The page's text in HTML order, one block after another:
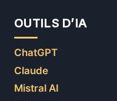
OUTILS D’IA
ChatGPT
Claude
Mistral AI